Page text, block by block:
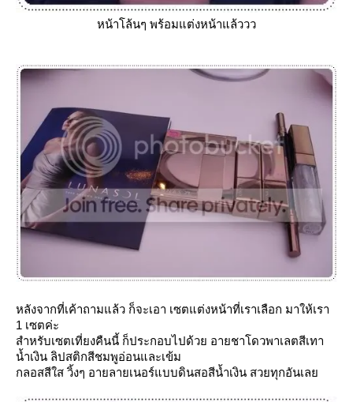
หน้าโล้นๆ พร้อมแต่งหน้าแล้ววว
หลังจากที่เค้าถามแล้ว ก็จะเอา เซตแต่งหน้าที่เราเลือก มาให้เรา
1 เซตค่ะ
สำหรับเซตเที่ยงคืนนี้ ก็ประกอบไปด้วย อายชาโดวพาเลตสีเทา
น้ำเงิน ลิปสติกสีชมพูอ่อนและเข้ม
กลอสสีใส วิ้งๆ อายลายเนอร์แบบดินสอสีน้ำเงิน สวยทุกอันเล